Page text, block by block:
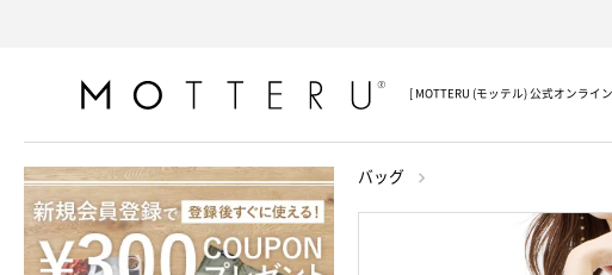
[ MOTTERU (モッテル) 公式オンライ
バッグ